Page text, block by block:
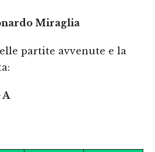
Miraglia
partite avvenute e la
A